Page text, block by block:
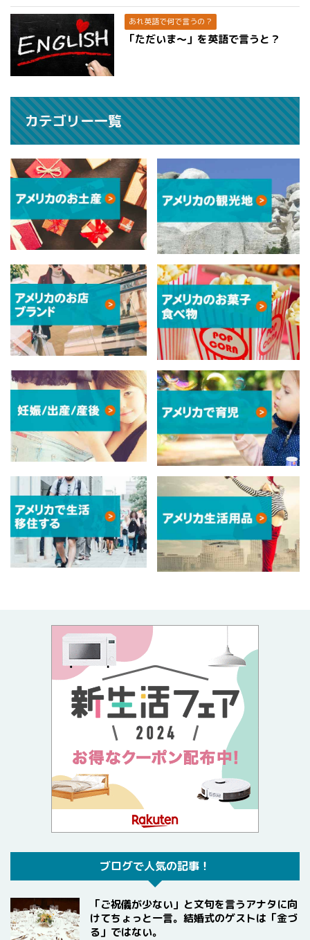
あれ英語で何で言うの？
「ただいま〜」を英語で言うと？
カテゴリー一覧
ブログで人気の記事！
「ご祝儀が少ない」と文句を言うアナタに向
けてちょっと一言。結婚式のゲストは「金づ
る」ではない。